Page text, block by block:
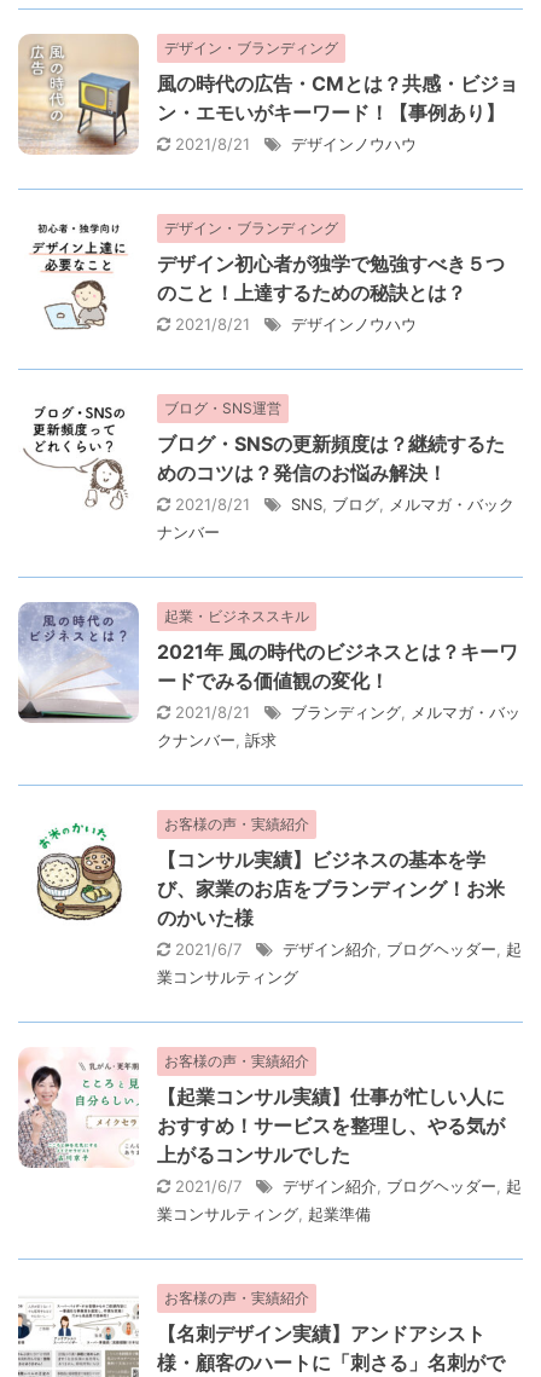
デザイン・ブランディング
風の時代の広告・CMとは？共感・ビジョ
ン・エモいがキーワード！【事例あり】
2021/8/21 デザインノウハウ
デザイン・ブランディング
デザイン初心者が独学で勉強すべき５つ
のこと！上達するための秘訣とは？
2021/8/21 デザインノウハウ
ブログ・SNS運営
ブログ・SNSの更新頻度は？継続するた
めのコツは？発信のお悩み解決！
2021/8/21 SNS ブログ
メルマガ・バック
ナンバー
起業・ビジネススキル
2021年 風の時代のビジネスとは？キーワ
ードでみる価値観の変化！
2021/8/21 ブランディング
メルマガ・バッ
クナンバー 訴求
お客様の声・実績紹介
【コンサル実績】ビジネスの基本を学
び、家業のお店をブランディング！お米
のかいた様
2021/6/7 デザイン紹介 ブログヘッダー
起
業コンサルティング
お客様の声・実績紹介
【起業コンサル実績】仕事が忙しい人に
おすすめ！サービスを整理し、やる気が
上がるコンサルでした
2021/6/7 デザイン紹介 ブログヘッダー
起
業コンサルティング 起業準備
お客様の声・実績紹介
【名刺デザイン実績】アンドアシスト
様・顧客のハートに「刺さる」名刺がで